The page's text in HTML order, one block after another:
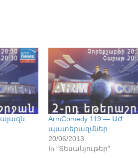
ArmComedy 119 — ԱԺ
պատերազմներ
20/06/2013
In "Տեսանյութեր"